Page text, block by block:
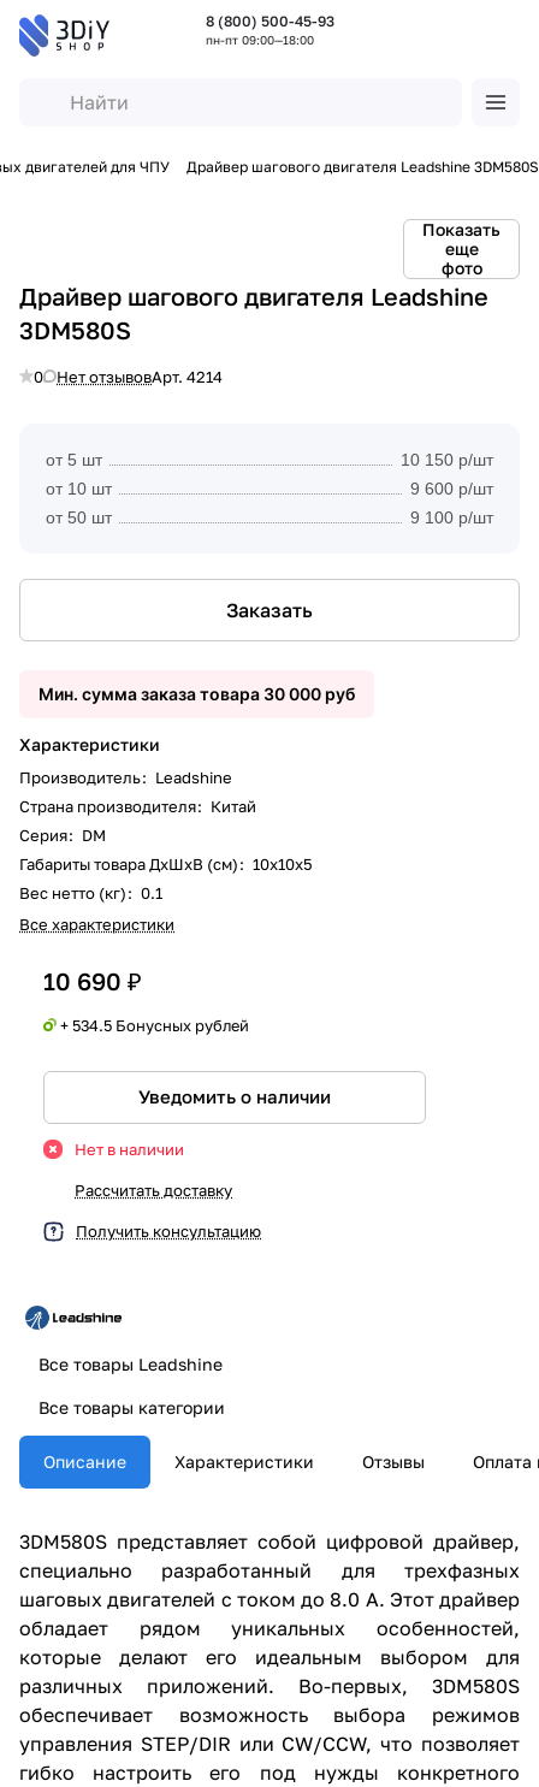
8 (800) 500-45-93
пн-пт 09:00—18:00
двигателей для ЧПУ Драйвер шагового двигателя Leadshine 3DM580S
Показать
еще
фото
Драйвер шагового двигателя Leadshine
3DM580S
0 Нет отзывовАрт. 4214
от 5 шт
10 150 р/шт
от 10 шт
9 600 р/шт
от 50 шт
9 100 р/шт
Заказать
Мин. сумма заказа товара 30 000 руб
Характеристики
Производитель: Leadshine
Страна производителя: Китай
Серия: DM
Габариты товара ДxШxВ (см): 10х10х5
Вес нетто (кг): 0.1
Все характеристики
10 690 ₽
+ 534.5 Бонусных рублей
Уведомить о наличии
Нет в наличии
Рассчитать доставку
Получить консультацию
Все товары Leadshine
Все товары категории
Описание Характеристики Отзывы Оплата
3DM580S представляет собой цифровой драйвер,
специально разработанный для трехфазных
шаговых двигателей с током до 8.0 А. Этот драйвер
обладает рядом уникальных особенностей,
которые делают его идеальным выбором для
различных приложений. Во-первых, 3DM580S
обеспечивает возможность выбора режимов
управления STEP/DIR или CW/CCW, что позволяет
гибко настроить его под нужды конкретного